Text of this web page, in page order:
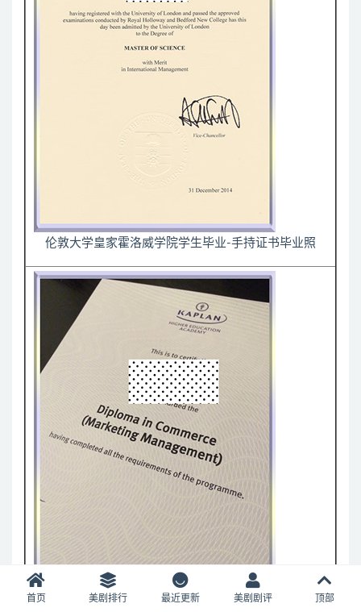
伦敦大学皇家霍洛威学院学生毕业-手持证书毕业照
新加坡楷博高等教育学院学生毕业-手持证书毕业照
首页 美剧排行 最近更新 美剧剧评 顶部